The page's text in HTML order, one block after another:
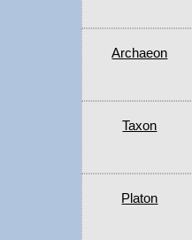
Archaeon
Taxon
Platon